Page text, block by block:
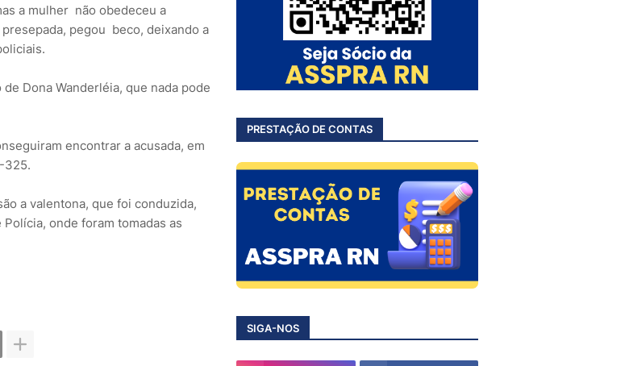
a mulher não obedeceu a
pegou beco, deixando a
Dona Wanderléia, que nada pode
encontrar a acusada, em
325.
a valentona, que foi conduzida,
onde foram tomadas as
PRESTAÇÃO DE CONTAS
SIGA-NOS